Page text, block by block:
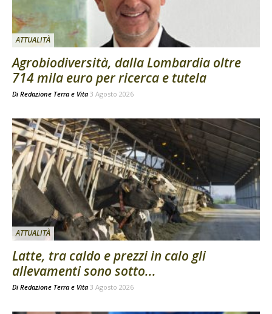
ATTUALITÀ
Agrobiodiversità, dalla Lombardia oltre
714 mila euro per ricerca e tutela
Di Redazione Terra e Vita 3 Agosto 2026
ATTUALITÀ
Latte, tra caldo e prezzi in calo gli
allevamenti sono sotto...
Di Redazione Terra e Vita 3 Agosto 2026